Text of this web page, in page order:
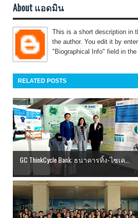
About แอดมิน
This is a short description in
the author. You edit it by
"Biographical Info" field in the
RELATED POSTS
GC ThinkCycle Bank: ธนาคารทิ้ง-ไซเค...